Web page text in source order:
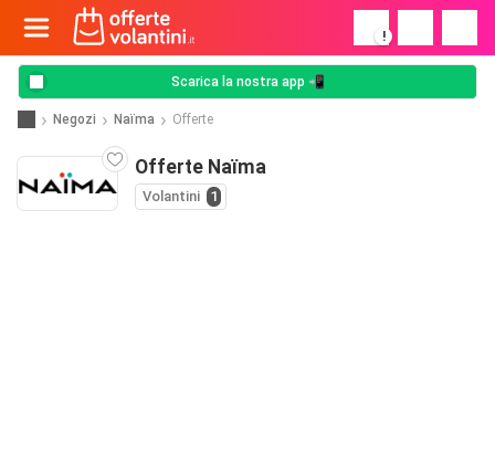
!
Scarica la nostra app 📲
Negozi Naïma Offerte
Offerte Naïma
Volantini 1